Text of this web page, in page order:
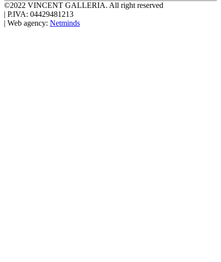
©2022 VINCENT GALLERIA. All right reserved
| P.IVA: 04429481213
| Web agency: Netminds